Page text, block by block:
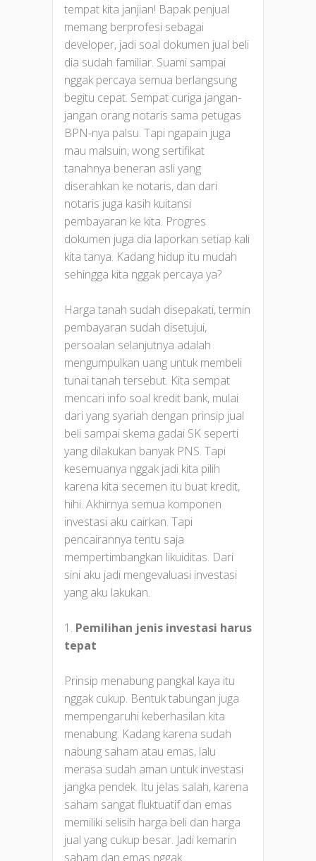
tempat kita janjian! Bapak penjual
memang berprofesi sebagai
developer, jadi soal dokumen jual beli
dia sudah familiar. Suami sampai
nggak percaya semua berlangsung
begitu cepat. Sempat curiga jangan-
jangan orang notaris sama petugas
BPN-nya palsu. Tapi ngapain juga
mau malsuin, wong sertifikat
tanahnya beneran asli yang
diserahkan ke notaris, dan dari
notaris juga kasih kuitansi
pembayaran ke kita. Progres
dokumen juga dia laporkan setiap kali
kita tanya. Kadang hidup itu mudah
sehingga kita nggak percaya ya?
Harga tanah sudah disepakati, termin
pembayaran sudah disetujui,
persoalan selanjutnya adalah
mengumpulkan uang untuk membeli
tunai tanah tersebut. Kita sempat
mencari info soal kredit bank, mulai
dari yang syariah dengan prinsip jual
beli sampai skema gadai SK seperti
yang dilakukan banyak PNS. Tapi
kesemuanya nggak jadi kita pilih
karena kita secemen itu buat kredit,
hihi. Akhirnya semua komponen
investasi aku cairkan. Tapi
pencairannya tentu saja
mempertimbangkan likuiditas. Dari
sini aku jadi mengevaluasi investasi
yang aku lakukan.
1. Pemilihan jenis investasi harus
tepat
Prinsip menabung pangkal kaya itu
nggak cukup. Bentuk tabungan juga
mempengaruhi keberhasilan kita
menabung. Kadang karena sudah
nabung saham atau emas, lalu
merasa sudah aman untuk investasi
jangka pendek. Itu jelas salah, karena
saham sangat fluktuatif dan emas
memiliki selisih harga beli dan harga
jual yang cukup besar. Jadi kemarin
saham dan emas nggak